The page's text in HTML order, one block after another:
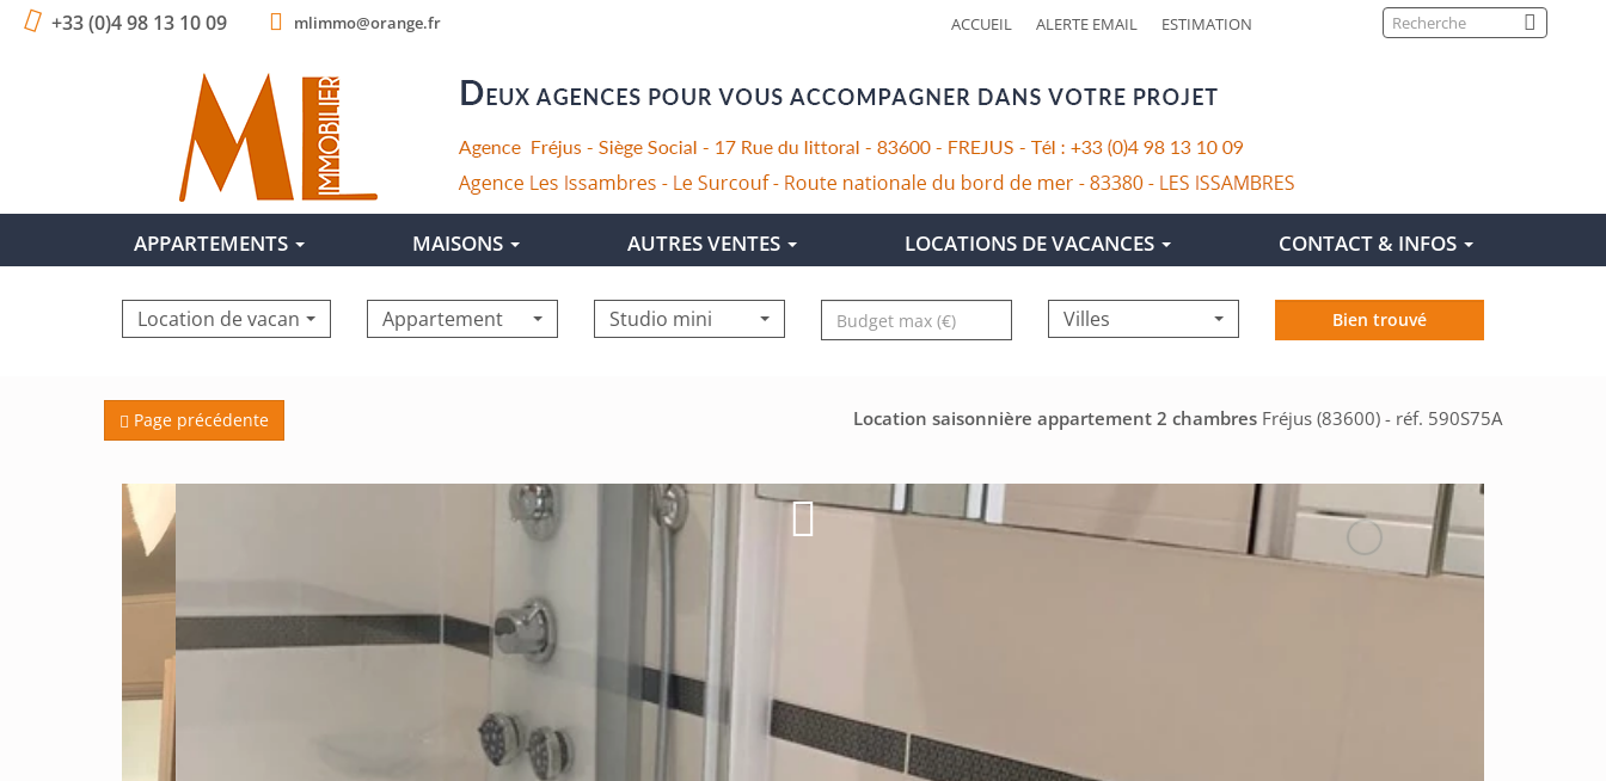
ACCUEIL ALERTE EMAIL ESTIMATION Search
+33 (0)4 98 13 10 09 mlimmo@orange.fr
APPARTEMENTS MAISONS AUTRES VENTES LOCATIONS DE VACANCES CONTACT & INFOS
Location de vacances Appartement Studio mini Prix Villes Bien trouvé
Page précédente Location saisonnière appartement 2 chambres Fréjus (83600) - réf. 590S75A